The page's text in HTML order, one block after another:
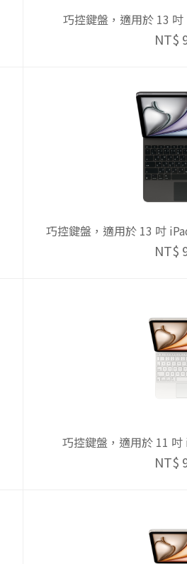
巧控鍵盤，適用於 13
NT$
巧控鍵盤，適用於 13 吋
NT$
巧控鍵盤，適用於 11
NT$